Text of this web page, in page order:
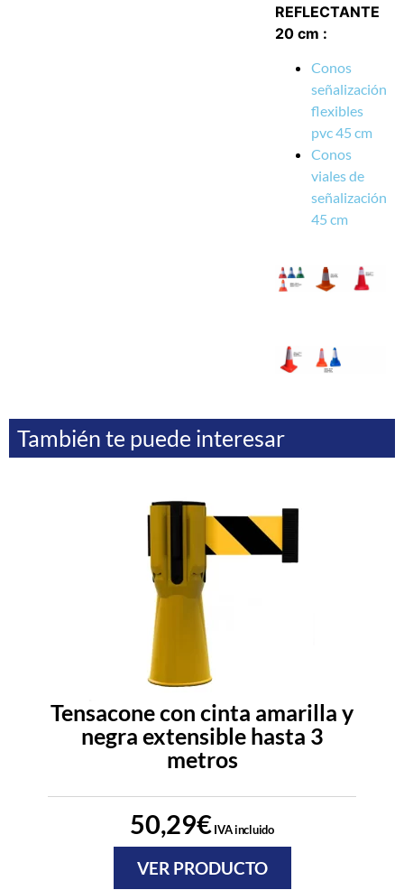
REFLECTANTE
20 cm :
Conos
señalización
flexibles
pvc 45 cm
Conos
viales de
señalización
45 cm
También te puede interesar
Tensacone con cinta amarilla y
negra extensible hasta 3
metros
50,29€IVA incluido
VER PRODUCTO